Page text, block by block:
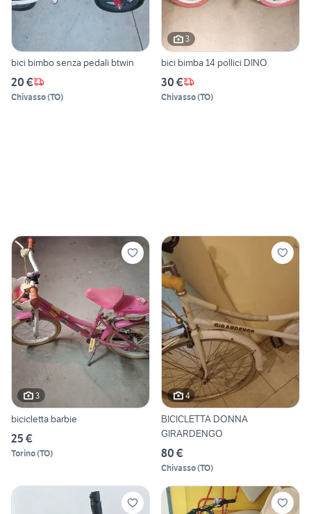
bici bimbo senza pedali btwin
20 €
Chivasso(TO)
3
bici bimba 14 pollici DINO
30 €
Chivasso(TO)
3
bicicletta barbie
25 €
Torino(TO)
4
BICICLETTA DONNA
GIRARDENGO
80 €
Chivasso(TO)